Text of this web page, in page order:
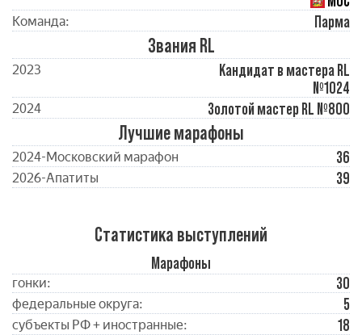
Команда: Парма
Звания RL
2023
Кандидат в мастера RL
№1024
2024 Золотой мастер RL №800
Лучшие марафоны
2024-Московский марафон 36
2026-Апатиты 39
Статистика выступлений
Марафоны
гонки: 30
федеральные округа: 5
субъекты РФ + иностранные:
18